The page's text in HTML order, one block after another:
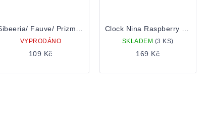
VYPRODÁNO
109 Kč
SKLADEM (3 KS)
169 Kč